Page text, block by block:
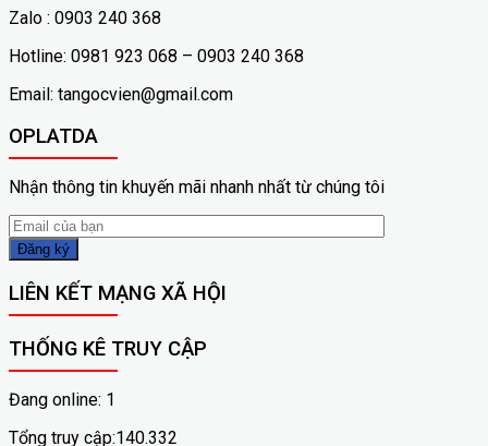
Zalo : 0903 240 368
Hotline: 0981 923 068 – 0903 240 368
Email: tangocvien@gmail.com
OPLATDA
Nhận thông tin khuyến mãi nhanh nhất từ chúng tôi
LIÊN KẾT MẠNG XÃ HỘI
THỐNG KÊ TRUY CẬP
Đang online: 1
Tổng truy cập:140.332